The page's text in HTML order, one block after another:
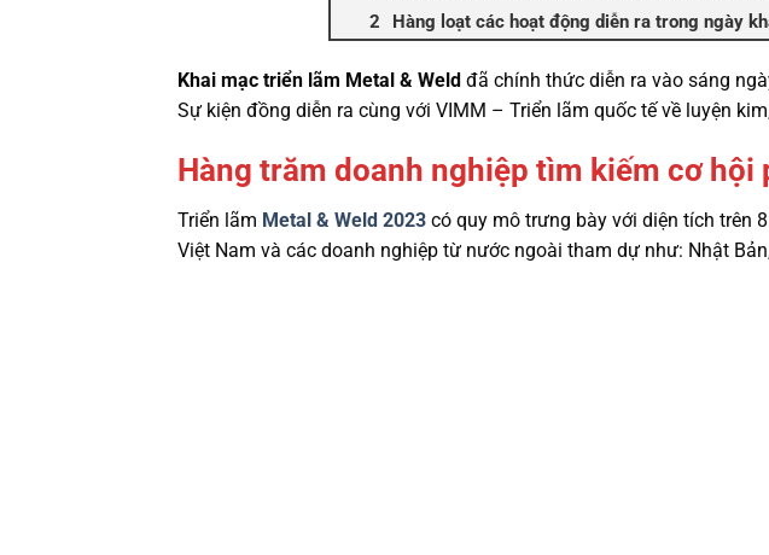
Hàng loạt các hoạt động diễn ra trong ngày
Khai mạc triển lãm Metal & Weld đã chính thức diễn ra vào sáng
Sự kiện đồng diễn ra cùng với VIMM – Triển lãm quốc tế về luyện
Hàng trăm doanh nghiệp tìm kiếm cơ
Triển lãm Metal & Weld 2023 có quy mô trưng bày với diện tích trên
Việt Nam và các doanh nghiệp từ nước ngoài tham dự như: Nhật